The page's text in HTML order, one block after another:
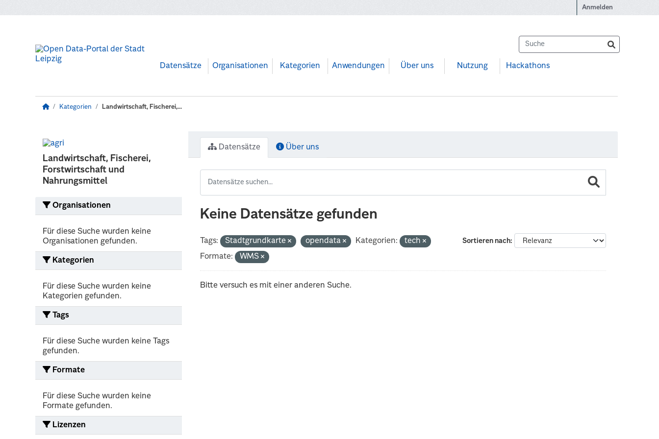
Anmelden
Datensätze Organisationen Kategorien Anwendungen Über uns Nutzung Hackathons
Kategorien Landwirtschaft, Fischerei,...
Landwirtschaft, Fischerei,
Forstwirtschaft und
Nahrungsmittel
Organisationen
Für diese Suche wurden keine
Organisationen gefunden.
Kategorien
Für diese Suche wurden keine
Kategorien gefunden.
Tags
Für diese Suche wurden keine Tags
gefunden.
Formate
Für diese Suche wurden keine
Formate gefunden.
Lizenzen
Datensätze Über uns
Keine Datensätze gefunden
Sortieren nach
Tags: Stadtgrundkarte opendata Kategorien:
tech
Formate:
WMS
Bitte versuch es mit einer anderen Suche.